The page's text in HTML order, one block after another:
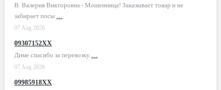
В. Валерия Викторовна - Мошенница! Заказывает товар и не
забирает посы …
07 Aug 2026
09307152XX
Диме спасибо за перевозку …
07 Aug 2026
09985918XX